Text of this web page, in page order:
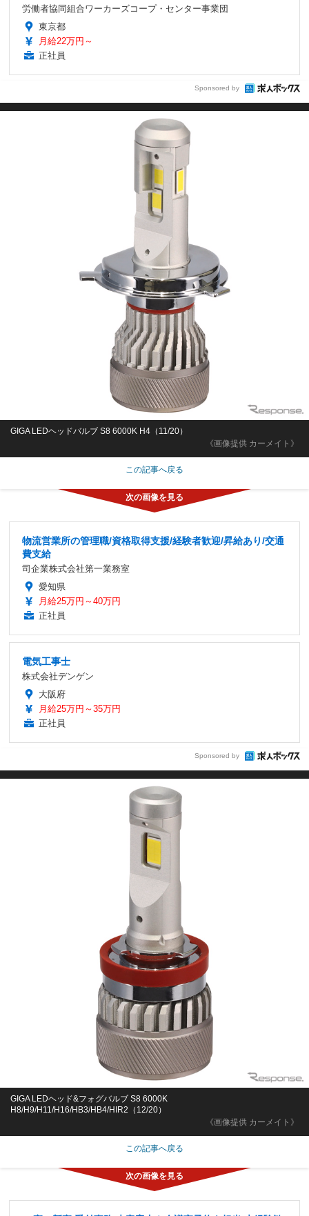
労働者協同組合ワーカーズコープ・センター事業団
東京都
月給22万円～
正社員
Sponsored by
《画像提供 カーメイト》
GIGA LEDヘッドバルブ S8 6000K H4（11/20）
この記事へ戻る
物流営業所の管理職/資格取得支援/経験者歓迎/昇給あり/交通
費支給
司企業株式会社第一業務室
愛知県
月給25万円～40万円
正社員
電気工事士
株式会社デンゲン
大阪府
月給25万円～35万円
正社員
Sponsored by
《画像提供 カーメイト》
GIGA LEDヘッド&フォグバルブ S8 6000K
H8/H9/H11/H16/HB3/HB4/HIR2（12/20）
この記事へ戻る